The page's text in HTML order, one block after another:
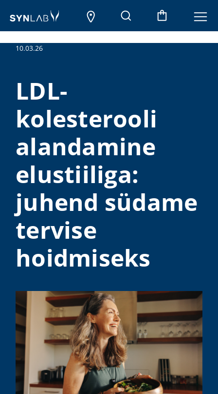
10.03.26
LDL-
kolesterooli
alandamine
elustiiliga:
juhend südame
tervise
hoidmiseks